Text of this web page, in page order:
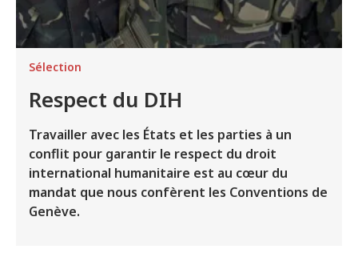
Sélection
Respect du DIH
Travailler avec les États et les parties à un
conflit pour garantir le respect du droit
international humanitaire est au cœur du
mandat que nous confèrent les Conventions de
Genève.